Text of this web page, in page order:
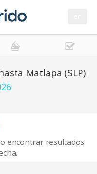
Matlapa (SLP)
encontrar resultados